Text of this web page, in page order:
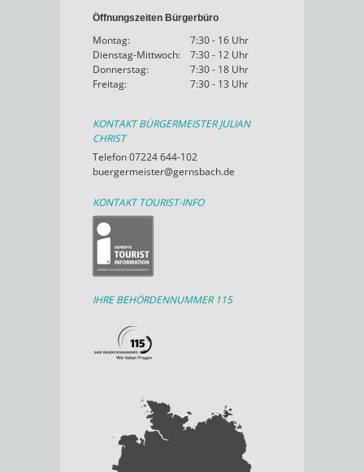
Öffnungszeiten Bürgerbüro
Montag:
7:30 - 16 Uhr
Dienstag-Mittwoch:
7:30 - 12 Uhr
Donnerstag:
7:30 - 18 Uhr
Freitag:
7:30 - 13 Uhr
KONTAKT BÜRGERMEISTER JULIAN
CHRIST
Telefon 07224 644-102
buergermeister@gernsbach.de
KONTAKT TOURIST-INFO
IHRE BEHÖRDENNUMMER 115